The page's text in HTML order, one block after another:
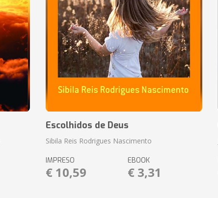
Escolhidos de Deus
Sibila Reis Rodrigues Nascimento
IMPRESO
€ 10,59
EBOOK
€ 3,31